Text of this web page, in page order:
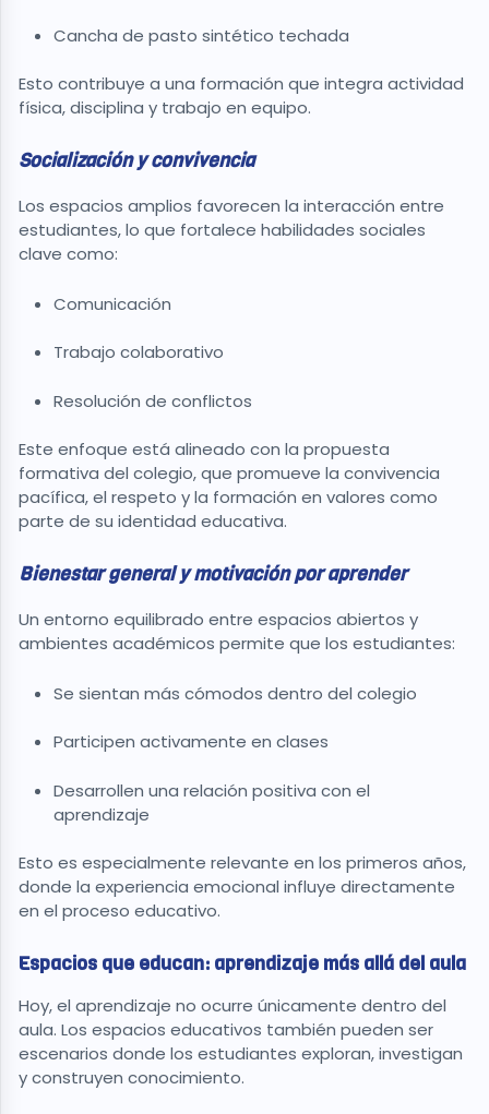
Cancha de pasto sintético techada
Esto contribuye a una formación que integra actividad
física, disciplina y trabajo en equipo.
Socialización y convivencia
Los espacios amplios favorecen la interacción entre
estudiantes, lo que fortalece habilidades sociales
clave como:
Comunicación
Trabajo colaborativo
Resolución de conflictos
Este enfoque está alineado con la propuesta
formativa del colegio, que promueve la convivencia
pacífica, el respeto y la formación en valores como
parte de su identidad educativa.
Bienestar general y motivación por aprender
Un entorno equilibrado entre espacios abiertos y
ambientes académicos permite que los estudiantes:
Se sientan más cómodos dentro del colegio
Participen activamente en clases
Desarrollen una relación positiva con el
aprendizaje
Esto es especialmente relevante en los primeros años,
donde la experiencia emocional influye directamente
en el proceso educativo.
Espacios que educan: aprendizaje más allá del aula
Hoy, el aprendizaje no ocurre únicamente dentro del
aula. Los espacios educativos también pueden ser
escenarios donde los estudiantes exploran, investigan
y construyen conocimiento.